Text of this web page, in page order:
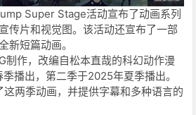
Super Stage活动宣布了动画系列
传片和视觉图。该活动还宣布了一部
新短篇动画。
作，改编自松本直哉的科幻动作漫
播出，第二季于2025年夏季播出。
两季动画，并提供字幕和多种语言的